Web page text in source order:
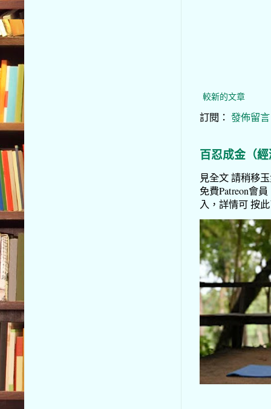
較新的文章
訂閱： 發佈留
百忍成金（
見全文 請稍移
免費Patreon會
入，詳情可 按